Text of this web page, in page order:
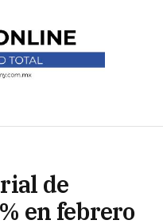
de
en febrero